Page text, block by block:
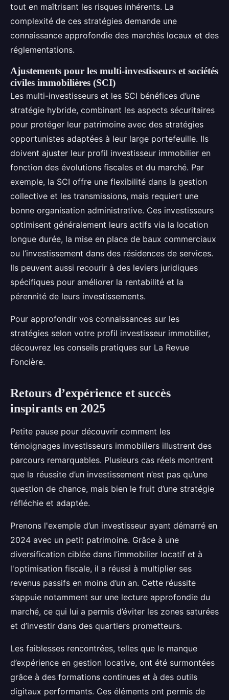
tout en maîtrisant les risques inhérents. La
complexité de ces stratégies demande une
connaissance approfondie des marchés locaux et des
réglementations.
Ajustements pour les multi-investisseurs et sociétés
civiles immobilières (SCI)
Les multi-investisseurs et les SCI bénéfices d’une
stratégie hybride, combinant les aspects sécuritaires
pour protéger leur patrimoine avec des stratégies
opportunistes adaptées à leur large portefeuille. Ils
doivent ajuster leur profil investisseur immobilier en
fonction des évolutions fiscales et du marché. Par
exemple, la SCI offre une flexibilité dans la gestion
collective et les transmissions, mais requiert une
bonne organisation administrative. Ces investisseurs
optimisent généralement leurs actifs via la location
longue durée, la mise en place de baux commerciaux
ou l’investissement dans des résidences de services.
Ils peuvent aussi recourir à des leviers juridiques
spécifiques pour améliorer la rentabilité et la
pérennité de leurs investissements.
Pour approfondir vos connaissances sur les
stratégies selon votre profil investisseur immobilier,
découvrez les conseils pratiques sur La Revue
Foncière.
Retours d’expérience et succès
inspirants en 2025
Petite pause pour découvrir comment les
témoignages investisseurs immobiliers illustrent des
parcours remarquables. Plusieurs cas réels montrent
que la réussite d’un investissement n’est pas qu’une
question de chance, mais bien le fruit d’une stratégie
réfléchie et adaptée.
Prenons l'exemple d’un investisseur ayant démarré en
2024 avec un petit patrimoine. Grâce à une
diversification ciblée dans l’immobilier locatif et à
l'optimisation fiscale, il a réussi à multiplier ses
revenus passifs en moins d’un an. Cette réussite
s’appuie notamment sur une lecture approfondie du
marché, ce qui lui a permis d’éviter les zones saturées
et d’investir dans des quartiers prometteurs.
Les faiblesses rencontrées, telles que le manque
d’expérience en gestion locative, ont été surmontées
grâce à des formations continues et à des outils
digitaux performants. Ces éléments ont permis de